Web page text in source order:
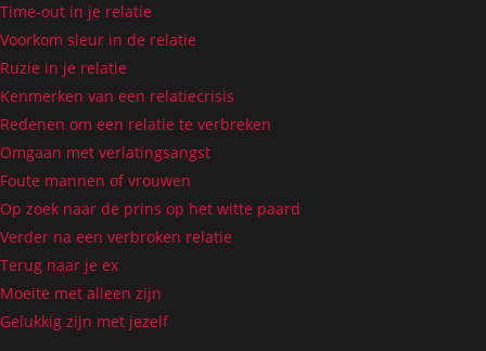
Time-out in je relatie
Voorkom sleur in de relatie
Ruzie in je relatie
Kenmerken van een relatiecrisis
Redenen om een relatie te verbreken
Omgaan met verlatingsangst
Foute mannen of vrouwen
Op zoek naar de prins op het witte paard
Verder na een verbroken relatie
Terug naar je ex
Moeite met alleen zijn
Gelukkig zijn met jezelf